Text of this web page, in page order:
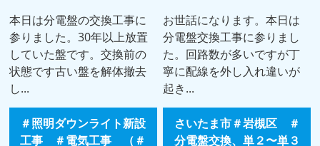
本日は分電盤の交換工事に
参りました。30年以上放置
していた盤です。交換前の
状態です古い盤を解体撤去
し...
お世話になります。本日は
分電盤交換工事に参りまし
た。回路数が多いですが丁
寧に配線を外し入れ違いが
起き...
＃照明ダウンライト新設
工事 ＃電気工事 （＃
さいたま市＃岩槻区 ＃
分電盤交換、単２〜単３